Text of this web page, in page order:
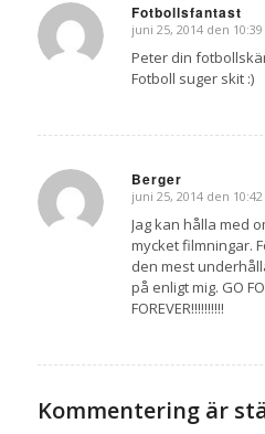
Fotbollsfantast
says:
juni 25, 2014 den 10:39
Peter din
Fotboll suger skit :)
Berger
says:
juni 25, 2014 den 10:42
Jag kan hålla med
mycket filmningar.
den mest
på enligt mig. GO
FOREVER!!!!!!!!!!
Kommentering är